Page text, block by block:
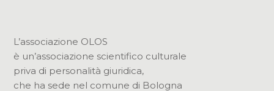
L’associazione OLOS
è un’associazione scientifico culturale
priva di personalità giuridica,
che ha sede nel comune di Bologna